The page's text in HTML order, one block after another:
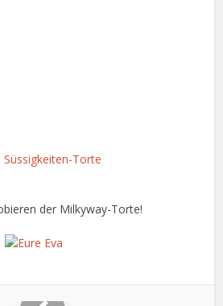
der Milkyway-Torte!